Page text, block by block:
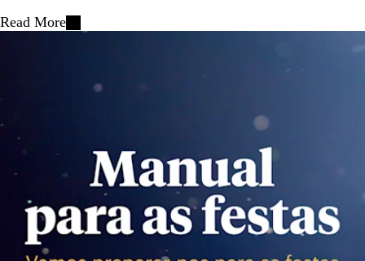
Read More